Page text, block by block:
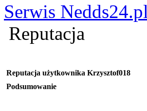
Serwis Nedds24.pl
Reputacja
Reputacja użytkownika Krzysztof018
Podsumowanie